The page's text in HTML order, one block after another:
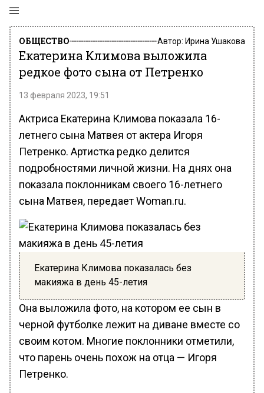
ОБЩЕСТВО Автор: Ирина Ушакова
Екатерина Климова выложила
редкое фото сына от Петренко
13 февраля 2023, 19:51
Актриса Екатерина Климова показала 16-
летнего сына Матвея от актера Игоря
Петренко. Артистка редко делится
подробностями личной жизни. На днях она
показала поклонникам своего 16-летнего
сына Матвея, передает Woman.ru.
Екатерина Климова показалась без
макияжа в день 45-летия
Она выложила фото, на котором ее сын в
черной футболке лежит на диване вместе со
своим котом. Многие поклонники отметили,
что парень очень похож на отца — Игоря
Петренко.